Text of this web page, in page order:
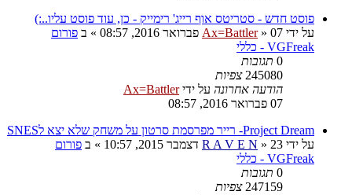
פוסט חדש - סטריטס אוף רייג' רימייק - כן, עוד פוסט עליו..:)
על ידי
Ax=Battler» 07 פברואר 2016, 08:57 » ב פורום
VGFreak - כללי
0 תגובות
245080 צפיות
הודעה אחרונה על ידיAx=Battler
07 פברואר 2016, 08:57
Project Dream- רייר מפרסמת סרטון על משחק שלא יצא לSNES
על ידי
R A V E N » 23 דצמבר 2015, 10:57 » ב פורום
VGFreak - כללי
0 תגובות
247159 צפיות